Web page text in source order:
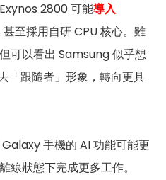
2800 可能導入
甚至採用自研 CPU 核心。雖
可以看出 Samsung 似乎想
「跟隨者」形象，轉向更具
手機的 AI 功能可能更
線狀態下完成更多工作。